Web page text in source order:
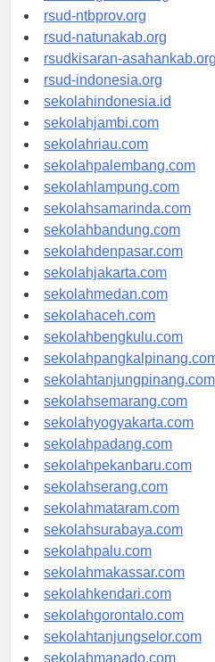
rsud-langsakota.org
rsud-ntbprov.org
rsud-natunakab.org
rsudkisaran-asahankab.org
rsud-indonesia.org
sekolahindonesia.id
sekolahjambi.com
sekolahriau.com
sekolahpalembang.com
sekolahlampung.com
sekolahsamarinda.com
sekolahbandung.com
sekolahdenpasar.com
sekolahjakarta.com
sekolahmedan.com
sekolahaceh.com
sekolahbengkulu.com
sekolahpangkalpinang.com
sekolahtanjungpinang.com
sekolahsemarang.com
sekolahyogyakarta.com
sekolahpadang.com
sekolahpekanbaru.com
sekolahserang.com
sekolahmataram.com
sekolahsurabaya.com
sekolahpalu.com
sekolahmakassar.com
sekolahkendari.com
sekolahgorontalo.com
sekolahtanjungselor.com